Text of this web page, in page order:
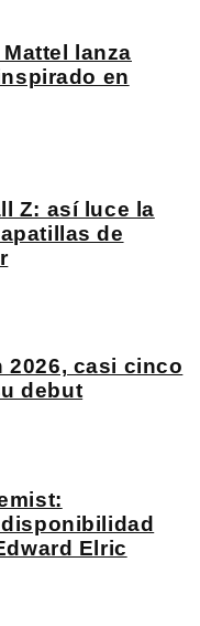
lanza
en
Z: así luce la
de
2026, casi cinco
debut
Elric